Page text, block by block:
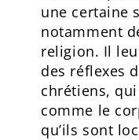
une certaine
notamment
religion. Il
des réflexes
chrétiens,
comme le
qu’ils sont